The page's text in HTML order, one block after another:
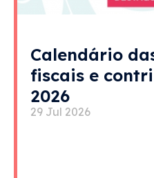
Calendário
fiscais e
2026
29 Jul 2026